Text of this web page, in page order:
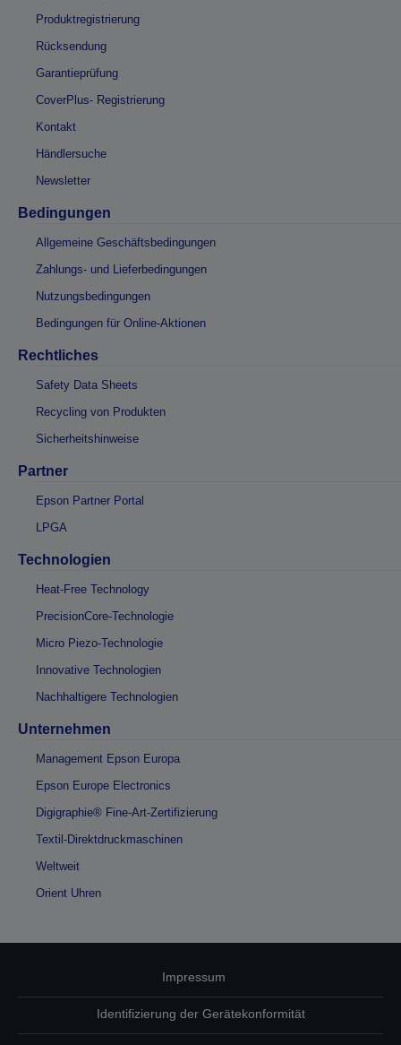
Produktregistrierung
Rücksendung
Garantieprüfung
CoverPlus- Registrierung
Kontakt
Händlersuche
Newsletter
Bedingungen
Allgemeine Geschäftsbedingungen
Zahlungs- und Lieferbedingungen
Nutzungsbedingungen
Bedingungen für Online-Aktionen
Rechtliches
Safety Data Sheets
Recycling von Produkten
Sicherheitshinweise
Partner
Epson Partner Portal
LPGA
Technologien
Heat-Free Technology
PrecisionCore-Technologie
Micro Piezo-Technologie
Innovative Technologien
Nachhaltigere Technologien
Unternehmen
Management Epson Europa
Epson Europe Electronics
Digigraphie® Fine-Art-Zertifizierung
Textil-Direktdruckmaschinen
Weltweit
Orient Uhren
Impressum
Identifizierung der Gerätekonformität